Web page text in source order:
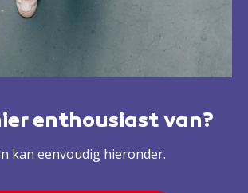
enthousiast van?
kan eenvoudig hieronder.